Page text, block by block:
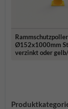
Rammschutzpoller
Ø152x1000mm
verzinkt oder